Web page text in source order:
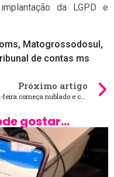
da LGPD e
, Matogrossodosul,
de contas ms
Próximo artigo
Terça-feira começa nublado e com temperatura mais baixa na Capital
gostar...